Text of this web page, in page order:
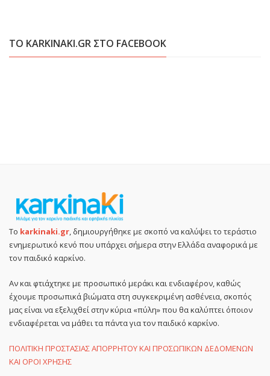
ΤΟ KARKINAKI.GR ΣΤΟ FACEBOOK
Το karkinaki.gr, δημιουργήθηκε με σκοπό να καλύψει το τεράστιο
ενημερωτικό κενό που υπάρχει σήμερα στην Ελλάδα αναφορικά με
τον παιδικό καρκίνο.
Αν και φτιάχτηκε με προσωπικό μεράκι και ενδιαφέρον, καθώς
έχουμε προσωπικά βιώματα στη συγκεκριμένη ασθένεια, σκοπός
μας είναι να εξελιχθεί στην κύρια «πύλη» που θα καλύπτει όποιον
ενδιαφέρεται να μάθει τα πάντα για τον παιδικό καρκίνο.
ΠΟΛΙΤΙΚΗ ΠΡΟΣΤΑΣΙΑΣ ΑΠΟΡΡΗΤΟΥ ΚΑΙ ΠΡΟΣΩΠΙΚΩΝ ΔΕΔΟΜΕΝΩΝ
ΚΑΙ ΟΡΟΙ ΧΡΗΣΗΣ